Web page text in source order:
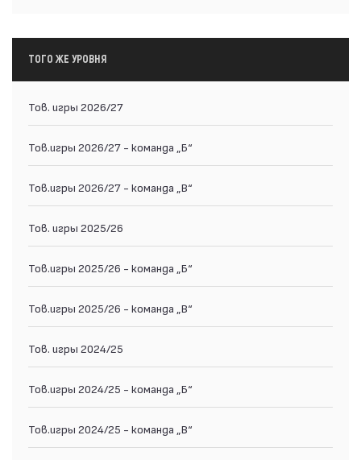
ТОГО ЖЕ УРОВНЯ
Тов. игры 2026/27
Тов.игры 2026/27 - команда „Б“
Тов.игры 2026/27 - команда „В“
Тов. игры 2025/26
Тов.игры 2025/26 - команда „Б“
Тов.игры 2025/26 - команда „В“
Тов. игры 2024/25
Тов.игры 2024/25 - команда „Б“
Тов.игры 2024/25 - команда „В“